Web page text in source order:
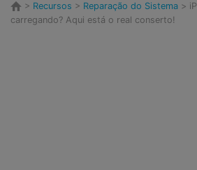
> Recursos > Reparação do Sistema >
carregando? Aqui está o real conserto!